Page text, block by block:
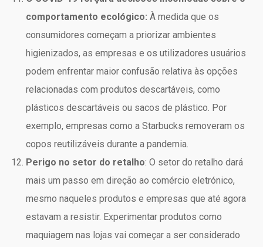
comportamento ecológico: À medida que os
consumidores começam a priorizar ambientes
higienizados, as empresas e os utilizadores usuários
podem enfrentar maior confusão relativa às opções
relacionadas com produtos descartáveis, como
plásticos descartáveis ou sacos de plástico. Por
exemplo, empresas como a Starbucks removeram os
copos reutilizáveis durante a pandemia.
Perigo no setor do retalho: O setor do retalho dará
mais um passo em direção ao comércio eletrónico,
mesmo naqueles produtos e empresas que até agora
estavam a resistir. Experimentar produtos como
maquiagem nas lojas vai começar a ser considerado